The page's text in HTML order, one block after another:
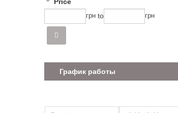
Price
грн to грн
График работы